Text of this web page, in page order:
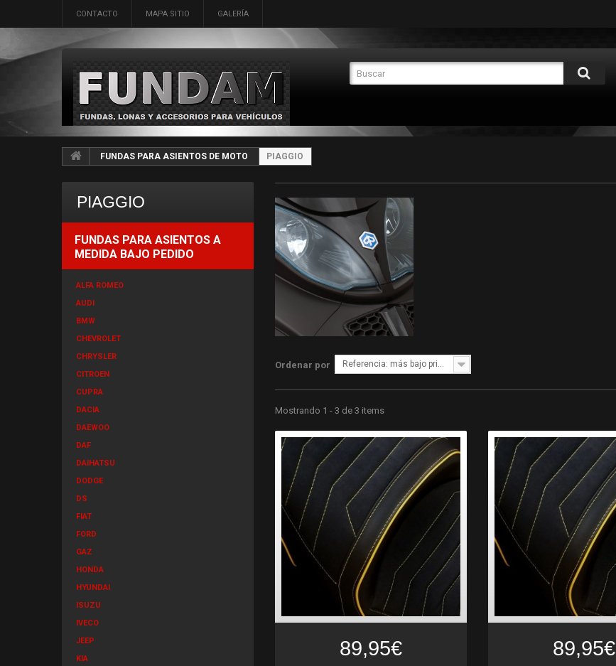
CONTACTO MAPA SITIO GALERÍA
FUNDAS PARA ASIENTOS DE MOTO PIAGGIO
PIAGGIO
FUNDAS PARA ASIENTOS A
MEDIDA BAJO PEDIDO
ALFA ROMEO
AUDI
BMW
CHEVROLET
CHRYSLER
CITROEN
CUPRA
DACIA
DAEWOO
DAF
DAIHATSU
DODGE
DS
FIAT
FORD
GAZ
HONDA
HYUNDAI
ISUZU
IVECO
JEEP
KIA
Ordenar por Referencia: más bajo primero
Mostrando 1 - 3 de 3 items
89,95€ 89,95€